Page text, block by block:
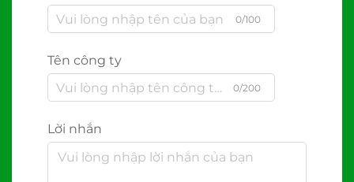
0/100
Tên công ty
0/200
Lời nhắn